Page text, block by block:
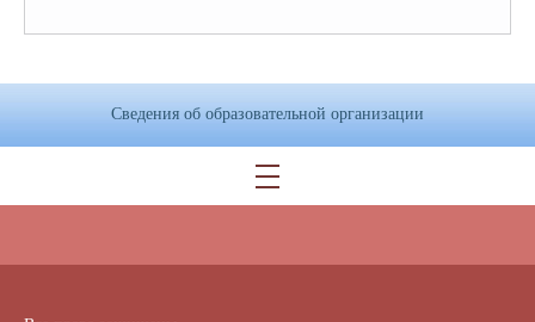
Сведения об образовательной организации